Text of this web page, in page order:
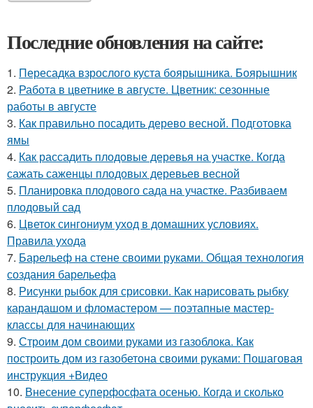
Последние обновления на сайте:
1. Пересадка взрослого куста боярышника. Боярышник
2. Работа в цветнике в августе. Цветник: сезонные
работы в августе
3. Как правильно посадить дерево весной. Подготовка
ямы
4. Как рассадить плодовые деревья на участке. Когда
сажать саженцы плодовых деревьев весной
5. Планировка плодового сада на участке. Разбиваем
плодовый сад
6. Цветок сингониум уход в домашних условиях.
Правила ухода
7. Барельеф на стене своими руками. Общая технология
создания барельефа
8. Рисунки рыбок для срисовки. Как нарисовать рыбку
карандашом и фломастером — поэтапные мастер-
классы для начинающих
9. Строим дом своими руками из газоблока. Как
построить дом из газобетона своими руками: Пошаговая
инструкция +Видео
10. Внесение суперфосфата осенью. Когда и сколько